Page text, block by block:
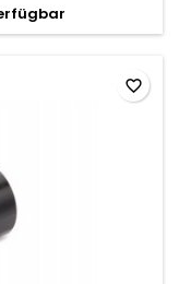
favorite_border